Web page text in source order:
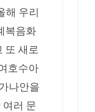
우리
복음화
또 새로
호수아
나안을
여러 문